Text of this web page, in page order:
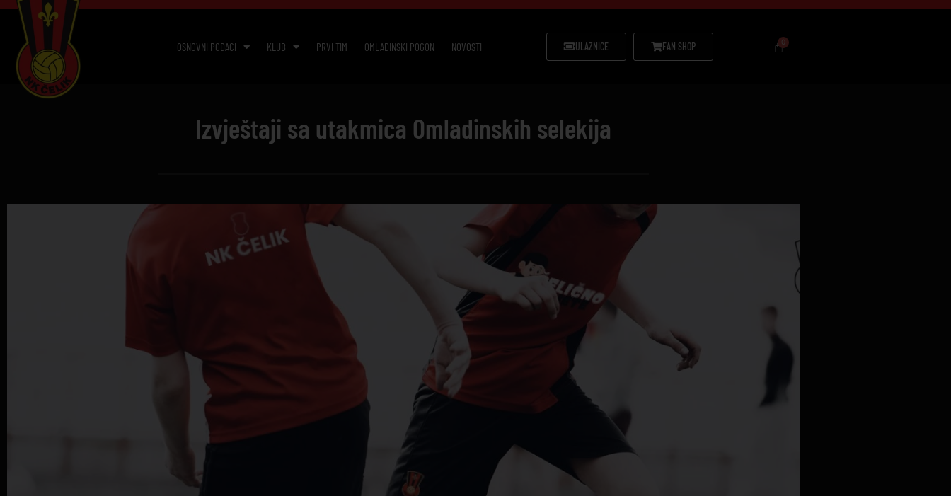
OSNOVNI PODACI KLUB PRVI TIM OMLADINSKI POGON NOVOSTI ULAZNICE FAN SHOP
Izvještaji sa utakmica Omladinskih selekija